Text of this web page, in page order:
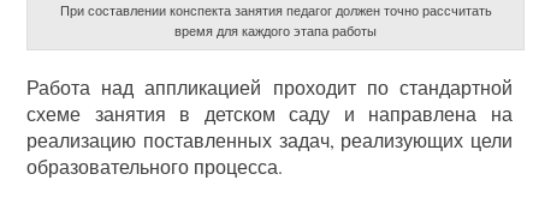
При составлении конспекта занятия педагог должен точно рассчитать
время для каждого этапа работы
Работа над аппликацией проходит по стандартной
схеме занятия в детском саду и направлена на
реализацию поставленных задач, реализующих цели
образовательного процесса.